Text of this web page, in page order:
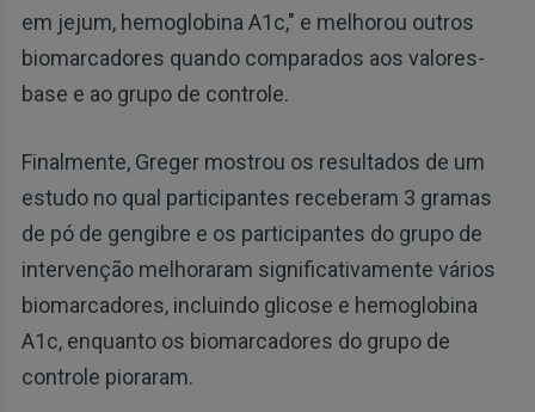
em jejum, hemoglobina A1c," e melhorou outros
biomarcadores quando comparados aos valores-
base e ao grupo de controle.
Finalmente, Greger mostrou os resultados de um
estudo no qual participantes receberam 3 gramas
de pó de gengibre e os participantes do grupo de
intervenção melhoraram significativamente vários
biomarcadores, incluindo glicose e hemoglobina
A1c, enquanto os biomarcadores do grupo de
controle pioraram.